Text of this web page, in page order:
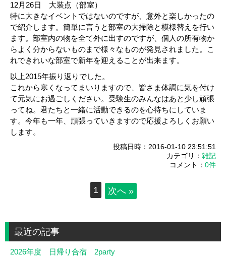
12月26日 大装点（部室）
特に大きなイベントではないのですが、意外と楽しかったの
で紹介します。簡単に言うと部室の大掃除と模様替えを行い
ます。部室内の物を全て外に出すのですが、個人の所有物か
らよく分からないものまで様々なものが発見されました。こ
れできれいな部室で新年を迎えることが出来ます。
以上2015年振り返りでした。
これから寒くなってまいりますので、皆さま体調に気を付け
て元気にお過ごしください。受験生のみんなはあと少し頑張
ってね。君たちと一緒に活動できるのを心待ちにしていま
す。今年も一年、頑張っていきますので応援よろしくお願い
します。
投稿日時：2016-01-10 23:51:51
カテゴリ： 雑記
コメント： 0件
1 次へ »
最近の記事
2026年度 日帰り合宿 2party